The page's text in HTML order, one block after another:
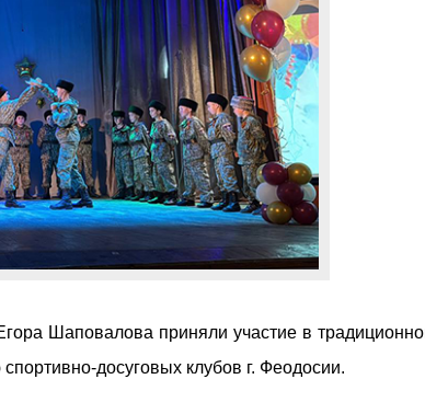
Шаповалова приняли участие в
досуговых клубов г. Феодосии.